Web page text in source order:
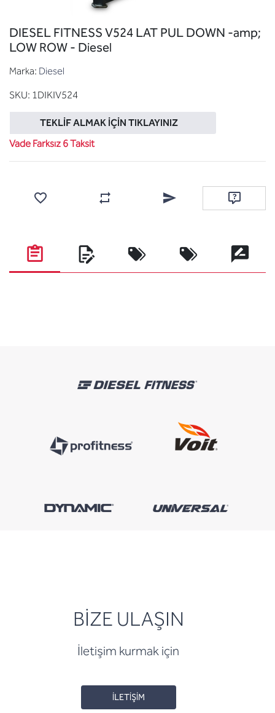
DIESEL FITNESS V524 LAT PUL DOWN -amp;
LOW ROW - Diesel
Marka: Diesel
SKU: 1DIKIV524
TEKLIF ALMAK İÇIN TIKLAYINIZ
Vade Farksız 6 Taksit
Karşılaştırma listesine ekleArkadaşına e-posta ile
Soru sor
BİZE ULAŞIN
İletişim kurmak için
İLETİŞİM